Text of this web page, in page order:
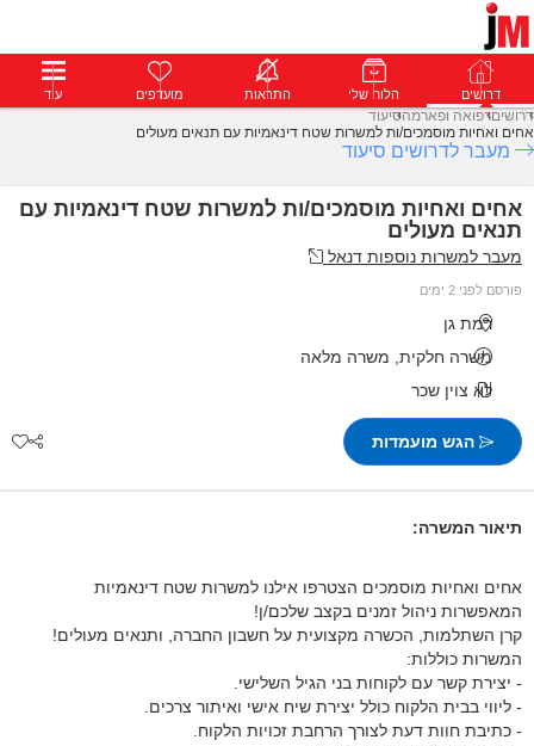
דרושים פרופילים הודעות פרימיום דרושים הלוח שלי התראות מועדפים עוד
דרושיםרפואה ופארמהסיעוד
אחים ואחיות מוסמכים/ות למשרות שטח דינאמיות עם תנאים מעולים
מעבר לדרושים סיעוד
אחים ואחיות מוסמכים/ות למשרות שטח דינאמיות עם
תנאים מעולים
מעבר למשרות נוספות דנאל
פורסם לפני 2 ימים
רמת גן
משרה חלקית, משרה מלאה
לא צוין שכר
הגש מועמדות
תיאור המשרה:
אחים ואחיות מוסמכים הצטרפו אילנו למשרות שטח דינאמיות
המאפשרות ניהול זמנים בקצב שלכם/ן!
קרן השתלמות, הכשרה מקצועית על חשבון החברה, ותנאים מעולים!
המשרות כוללות:
- יצירת קשר עם לקוחות בני הגיל השלישי.
- ליווי בבית הלקוח כולל יצירת שיח אישי ואיתור צרכים.
- כתיבת חוות דעת לצורך הרחבת זכויות הלקוח.